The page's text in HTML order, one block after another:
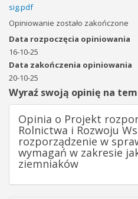
sig.pdf
Opiniowanie zostało zakończone
Data rozpoczęcia opiniowania
16-10-25
Data zakończenia opiniowania
20-10-25
Wyraź swoją opinię na
Opinia o Projekt
Rolnictwa i Rozwoju
rozporządzenie w
wymagań w zakresie
ziemniaków